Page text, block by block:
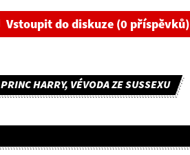
Vstoupit do diskuze (0 příspěvků)
PRINC HARRY, VÉVODA ZE SUSSEXU